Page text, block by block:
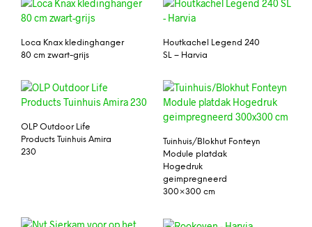
Loca Knax kledinghanger
80 cm zwart-grijs
Houtkachel Legend 240
SL – Harvia
OLP Outdoor Life
Products Tuinhuis Amira
230
Tuinhuis/Blokhut Fonteyn
Module platdak
Hogedruk
geimpregneerd
300×300 cm